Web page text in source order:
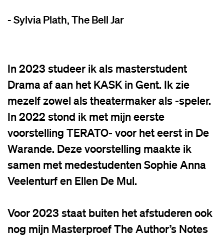
- Sylvia Plath, The Bell Jar
In 2023 studeer ik als masterstudent
Drama af aan het KASK in Gent. Ik zie
mezelf zowel als theatermaker als -speler.
In 2022 stond ik met mijn eerste
voorstelling TERATO- voor het eerst in De
Warande. Deze voorstelling maakte ik
samen met medestudenten Sophie Anna
Veelenturf en Ellen De Mul.
Voor 2023 staat buiten het afstuderen ook
nog mijn Masterproef The Author’s Notes